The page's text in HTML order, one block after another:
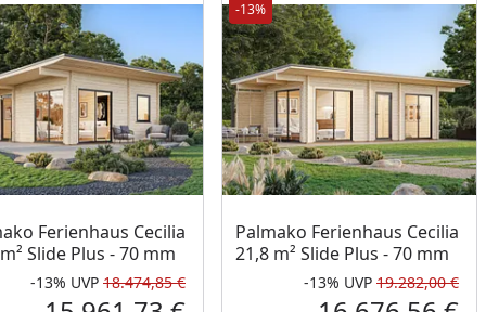
Preis
Ferienhaus Cecilia
Slide Plus - 70 mm
Rabatt in Prozent
-13%
Ursprünglicher Preis
UVP 18.474,85 €
-13%
Palmako Ferienhaus Cecilia
21,8 m² Slide Plus - 70 mm
-13% UVP 19.282,00 €